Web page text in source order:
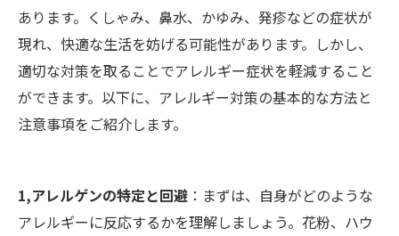
あります。くしゃみ、鼻水、かゆみ、発疹などの症状が
現れ、快適な生活を妨げる可能性があります。しかし、
適切な対策を取ることでアレルギー症状を軽減すること
ができます。以下に、アレルギー対策の基本的な方法と
注意事項をご紹介します。
1,アレルゲンの特定と回避 ：まずは、自身がどのような
アレルギーに反応するかを理解しましょう。花粉、ハウ